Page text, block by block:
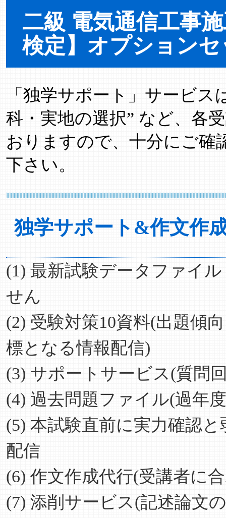
二級 電気通信工事
検定】オプション
「独学サポート」サービス
科・実地の選択” など、各
おりますので、十分にご確
下さい。
独学サポート&作文作
(1) 最新試験データファイ
せん
(2) 受験対策10資料(出題傾
標となる情報配信)
(3) サポートサービス(質問
(4) 過去問題ファイル(過年
(5) 本試験直前に実力確認
配信
(6) 作文作成代行(受講者に
(7) 添削サービス(記述論文